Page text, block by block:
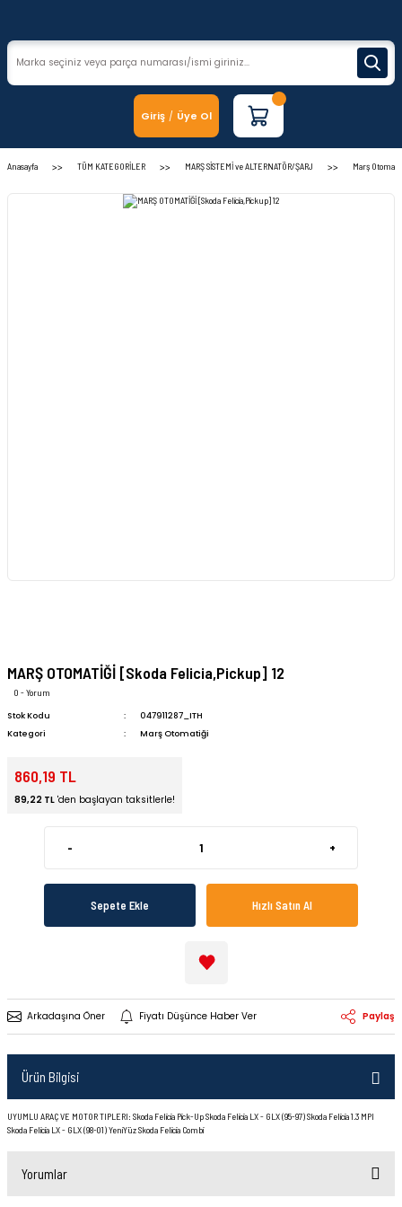
Giriş / Üye Ol
Anasayfa TÜM KATEGORİLER MARŞ SİSTEMİ ve ALTERNATÖR/ŞARJ Marş
MARŞ OTOMATİĞİ [Skoda Felicia,Pickup] 12
0 - Yorum
Stok Kodu
047911287_ITH
Kategori
Marş Otomatiği
860,19 TL
89,22 TL 'den başlayan taksitlerle!
- +
Sepete Ekle Hızlı Satın Al
Arkadaşına Öner Fiyatı Düşünce Haber Ver Paylaş
Ürün Bilgisi
UYUMLU ARAÇ VE MOTOR TIPLERI: Skoda Felicia Pick-Up Skoda Felicia LX - GLX (95-97) Skoda Felicia 1.3 MPI
Skoda Felicia LX - GLX (98-01) YeniYüz Skoda Felicia Combi
Yorumlar